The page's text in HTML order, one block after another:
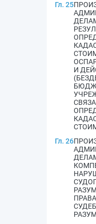
Гл. 25
И
Гл. 26